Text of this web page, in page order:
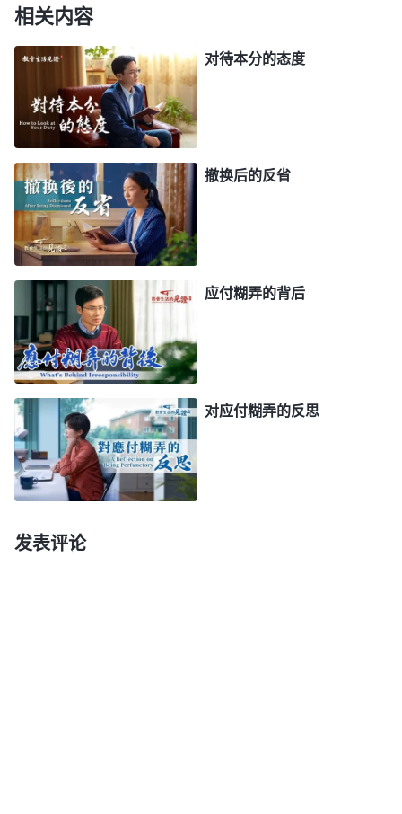
是吃软饭的窝囊废，都是没有良心理智的畜类，都不
领工人的职责（八）》神说一个有正常理智的人到了长
大成人可以独立生存的时候就能靠自己的双手去劳动
养活自己了，而好逸恶劳的人即使有生存能力了还是
不愿意自己劳动，就做啃老族依靠父母养活自己，这
样的人就跟寄生虫一样，没有人格尊严，不配活着。
我的表现就跟神揭示的啃老族一样。跟陈静一起尽本
分时我不思进取，处处都依赖她，教会工作中遇到难
处、问题我就推给陈静去解决，这样我就不用费心费
脑，图个清闲。当陈静调走后，看到各项工作都需要
自己操心去作我心里就痛苦压抑，不想接受顺服，还
想把陈静留下来，这样我就不用受苦付代价了。神
说：“他的心在本分上、在工作上，肉体累点儿他觉
得不算什么。但是，人的思想一旦出了问题，总想追
求肉体安逸，那肉体稍受一点委屈，不能得到满足，
一些负面情绪就产生了。”
怎样追求真理（五）》我肉体这么懒惰，工作压力一大
心里就压抑抵触，主要是我的思想观点出问题了。受
撒但灌输的“人生苦短，何不及时行乐”“人活着就要
相关内容
对待本分的态度
撤换后的反省
应付糊弄的背后
对应付糊弄的反思
发表评论